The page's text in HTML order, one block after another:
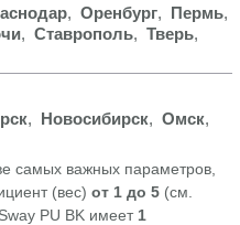
, Оренбург, Пермь,
, Ставрополь, Тверь,
, Новосибирск, Омск,
самых важных параметров,
(вес) от 1 до 5 (см.
PU BK имеет 1